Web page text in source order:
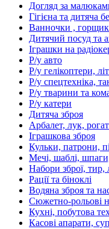
Догляд за
Гігієна та дитяча
Ванночки ,
Дитячий посуд та
Іграшки на
Р/у авто
Р/у гелікоптери,
Р/у спецтехніка,
Р/у тварини та
Р/у катери
Дитяча зброя
Арбалет, лук,
Іграшкова зброя
Кульки, патрони,
Мечі, шаблі,
Набори зброї, тир,
Рації та біноклі
Водяна зброя та
Сюжетно-рольові
Кухні, побутова
Касові апарати,